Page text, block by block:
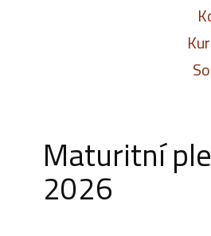
Maturitní
2026